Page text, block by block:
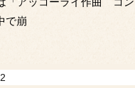
で崩